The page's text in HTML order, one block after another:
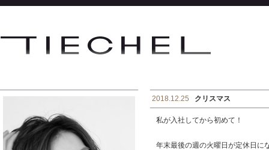
2018.12.25 クリスマス
私が入社してから初めて！
年末最後の週の火曜日が定休日に